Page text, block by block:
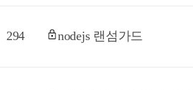
294 nodejs 랜섬가드